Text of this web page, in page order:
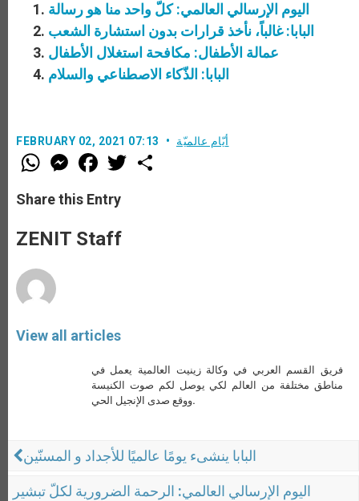
اليوم الإرسالي العالمي: كلّ واحد منا هو رسالة
البابا: غالباً، نأخذ قرارات بدون استشارة الشعب
عمالة الأطفال: مكافحة استغلال الأطفال
البابا: الذّكاء الاصطناعي والسلام
FEBRUARY 02, 2021 07:13 أيّام عالميّة
W
h
t
s
p
p
M
e
s
e
g
e
F
a
e
b
o
k
T
w
Share this Entry
ZENIT Staff
View all articles
فريق القسم العربي في وكالة زينيت العالمية يعمل في
مناطق مختلفة من العالم لكي يوصل لكم صوت الكنيسة
ووقع صدى الإنجيل الحي.
البابا ينشىء يومًا عالميًا للأجداد و المسنّين
اليوم الإرسالي العالمي: الرحمة الضرورية لكلّ تبشير